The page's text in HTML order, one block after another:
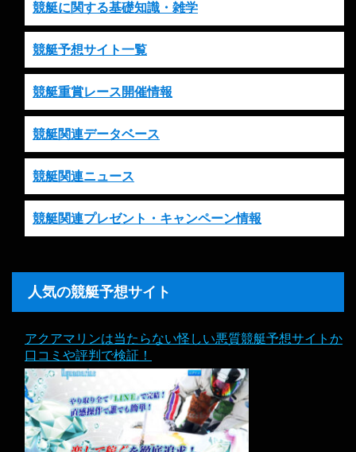
競艇に関する基礎知識・雑学
競艇予想サイト一覧
競艇重賞レース開催情報
競艇関連データベース
競艇関連ニュース
競艇関連プレゼント・キャンペーン情報
人気の競艇予想サイト
アクアマリンは当たらない怪しい悪質競艇予想サイトか
口コミや評判で検証！